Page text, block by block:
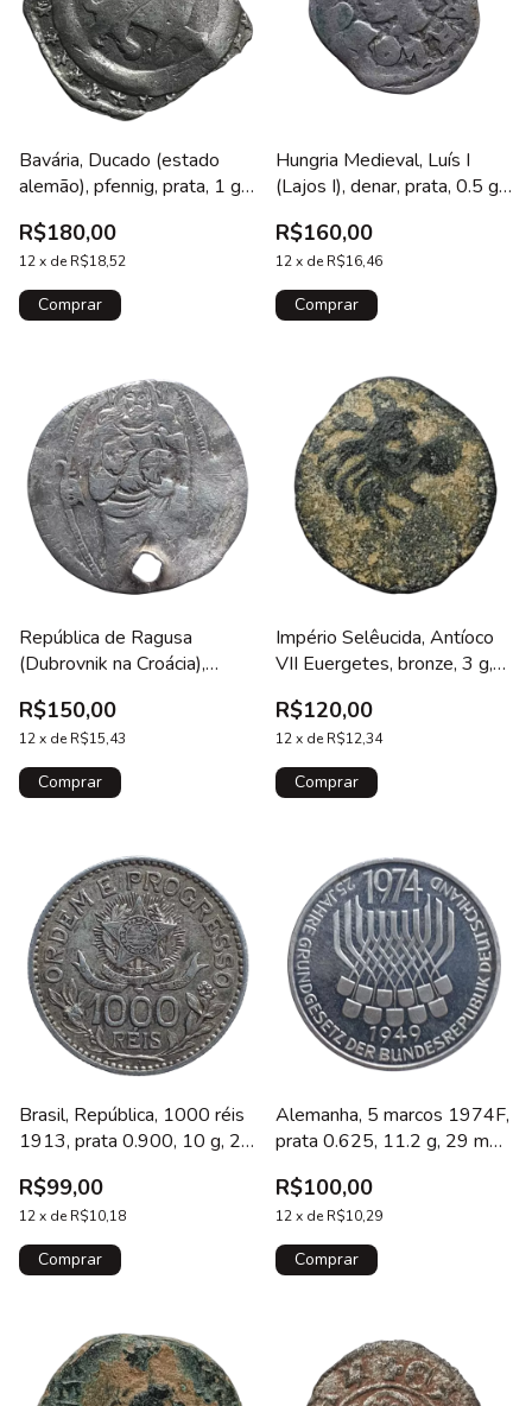
Bavária, Ducado (estado
alemão), pfennig, prata, 1 g,
1231, leão / escudo, não
tem no Numista
R$180,00
12x de R$18,52
Hungria Medieval, Luís I
(Lajos I), denar, prata, 0.5 g,
sarraceno / cruz patriarcal,
N# 103222
R$160,00
12x de R$16,46
República de Ragusa
(Dubrovnik na Croácia),
1452-1556, Jesus Cristo /
São Brás, N# 74053, com
furo
R$150,00
12x de R$15,43
Império Selêucida, Antíoco
VII Euergetes, bronze, 3 g,
cabeça de leão / clava,
cunhada em Antioquia (Síria),
N# 427277
R$120,00
12x de R$12,34
Brasil, República, 1000 réis
1913, prata 0.900, 10 g, 26
513
R$99,00
12x de R$10,18
Alemanha, 5 marcos 1974F,
prata 0.625, 11.2 g, 29 mm,
Federal
R$100,00
12x de R$10,29